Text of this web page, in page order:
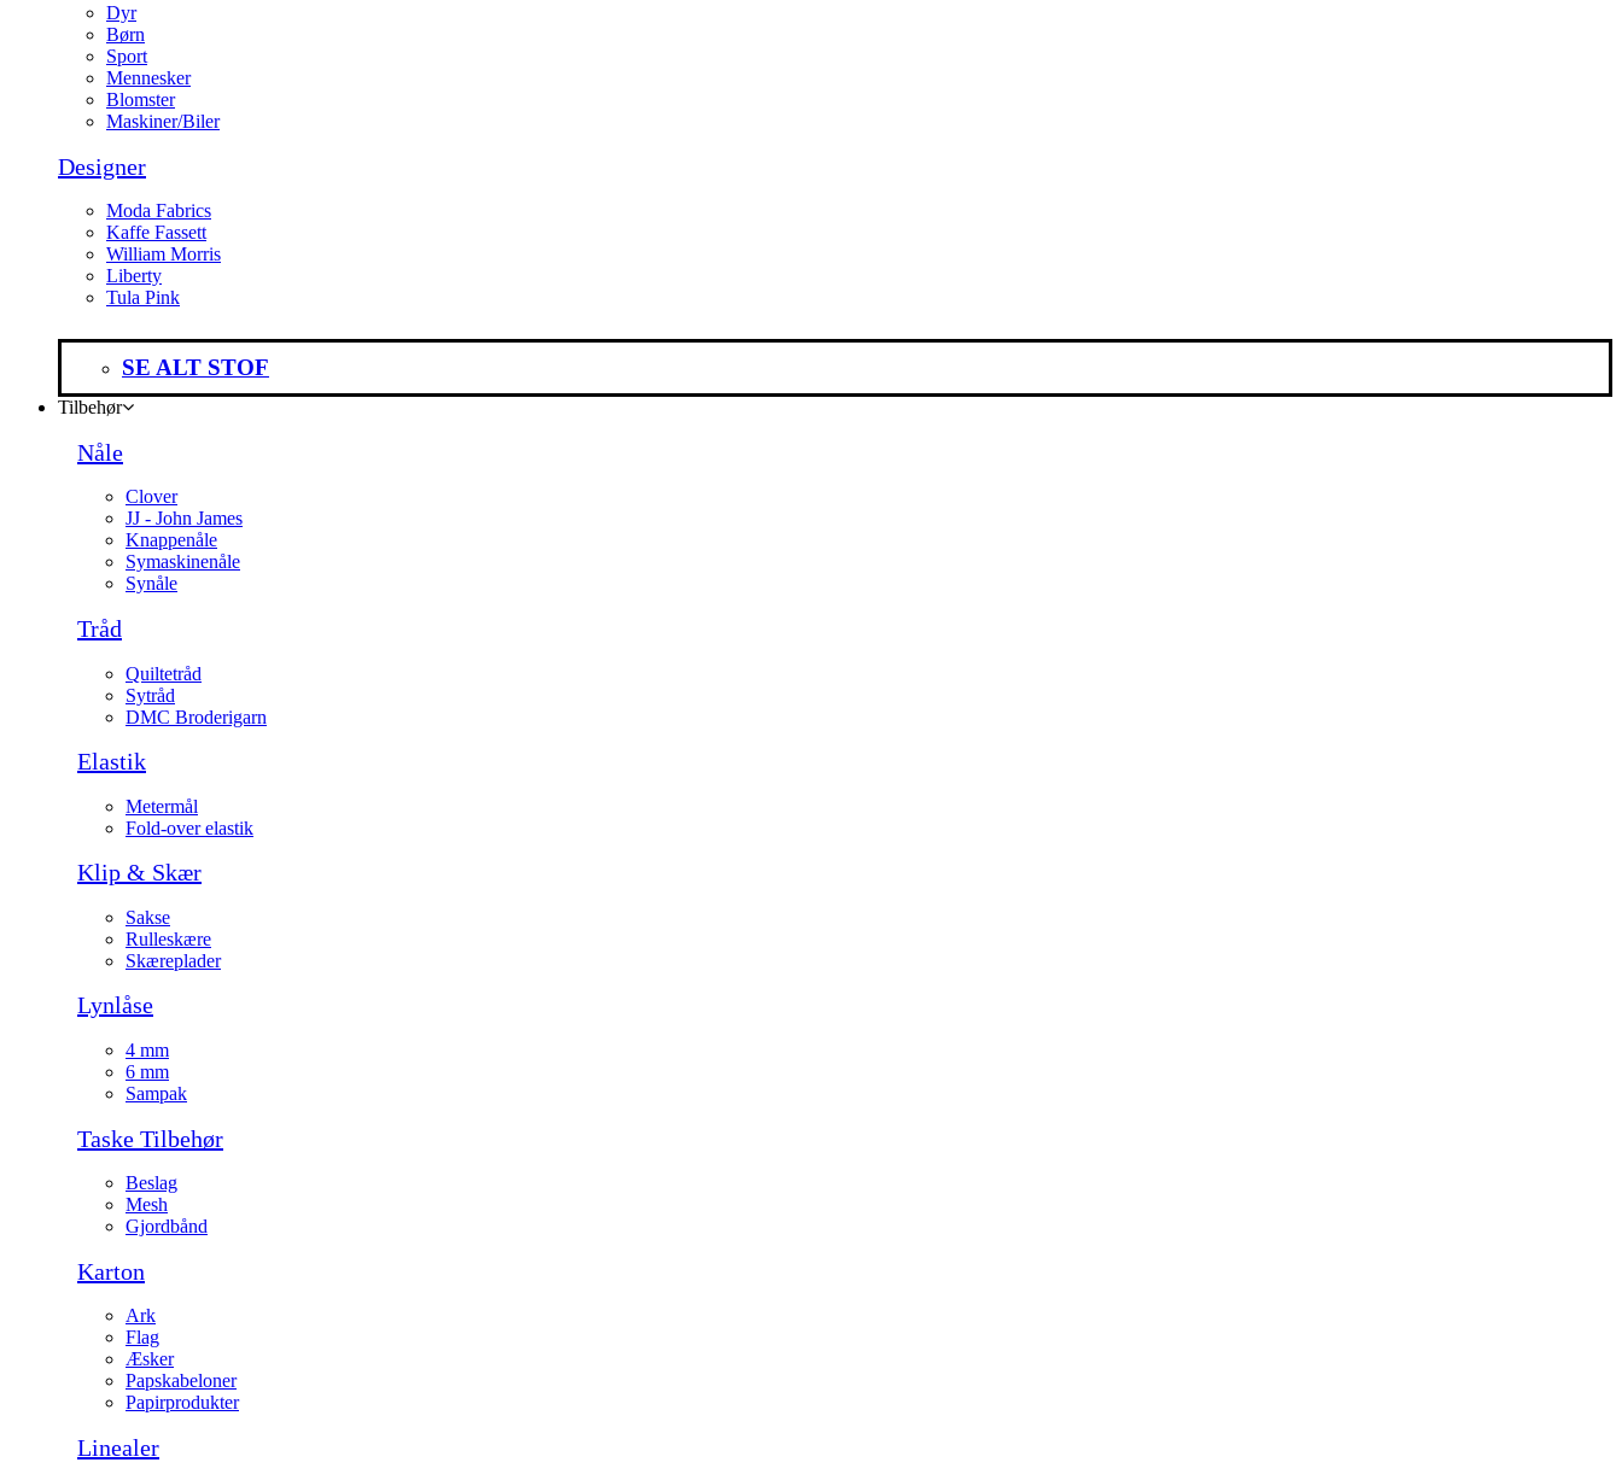
Dyr
Børn
Sport
Mennesker
Blomster
Maskiner/Biler
Designer
Moda Fabrics
Kaffe Fassett
William Morris
Liberty
Tula Pink
SE ALT STOF
Tilbehør
Nåle
Clover
JJ - John James
Knappenåle
Symaskinenåle
Synåle
Tråd
Quiltetråd
Sytråd
DMC Broderigarn
Elastik
Metermål
Fold-over elastik
Klip & Skær
Sakse
Rulleskære
Skæreplader
Lynlåse
4 mm
6 mm
Sampak
Taske Tilbehør
Beslag
Mesh
Gjordbånd
Karton
Ark
Flag
Æsker
Papskabeloner
Papirprodukter
Linealer